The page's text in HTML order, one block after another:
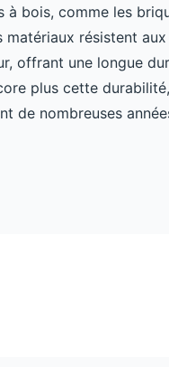
à bois, comme les
matériaux résistent aux
offrant une longue
plus cette
de nombreuses